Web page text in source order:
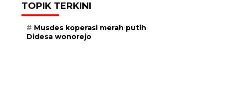
TOPIK TERKINI
Musdes koperasi merah putih
Didesa wonorejo